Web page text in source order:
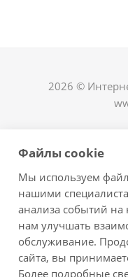
2026 ©
+7 (8482) 622-
г. Тольятти,
Файлы cookie
Мы используем
нашими
анализа событий на
нам улучшать
обслуживание.
сайта, вы
Более подробные